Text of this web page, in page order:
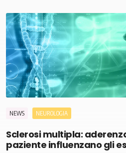
NEWS NEUROLOGIA
Sclerosi multipla:
paziente influenzano gli